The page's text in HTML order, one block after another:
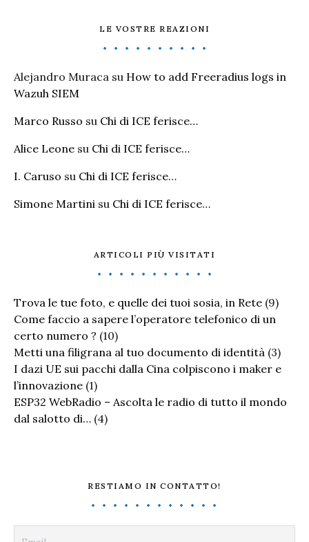
LE VOSTRE REAZIONI
Alejandro Muraca su How to add Freeradius logs in
Wazuh SIEM
Marco Russo su Chi di ICE ferisce…
Alice Leone su Chi di ICE ferisce…
I. Caruso su Chi di ICE ferisce…
Simone Martini su Chi di ICE ferisce…
ARTICOLI PIÙ VISITATI
Trova le tue foto, e quelle dei tuoi sosia, in Rete (9)
Come faccio a sapere l’operatore telefonico di un
certo numero ? (10)
Metti una filigrana al tuo documento di identità (3)
I dazi UE sui pacchi dalla Cina colpiscono i maker e
l’innovazione (1)
ESP32 WebRadio – Ascolta le radio di tutto il mondo
dal salotto di… (4)
RESTIAMO IN CONTATTO!